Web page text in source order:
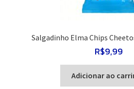
Salgadinho Elma Chips
R$9,99
Adicionar ao